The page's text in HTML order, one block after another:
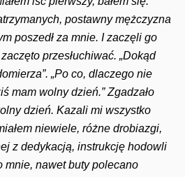
postawny mężczyzna
poszedł za mnie. I zaczęli go
przesłuchiwać. „Dokąd
„Po co, dlaczego nie
mam wolny dzień.” Zgadzało
dzień. Kazali mi wszystko
niewiele, różne drobiazgi,
z dedykacją, instrukcję hodowli
mnie, nawet buty polecano